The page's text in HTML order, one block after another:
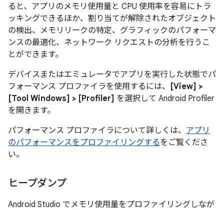
ると、アプリのメモリ使用量と CPU 使用率を容易にトラ
ッキングできるほか、割り当てが解除されたオブジェクト
の検出、メモリリークの特定、グラフィックのパフォーマ
ンスの最適化、ネットワーク リクエストの分析を行うこ
とができます。
デバイスまたはエミュレータでアプリを実行した状態でパ
フォーマンス プロファイラを使用するには、
[View] >
[Tool Windows] > [Profiler] を選択して Android Profiler
を開きます。
パフォーマンス プロファイラについて詳しくは、 アプリ
のパフォーマンスをプロファイリングするをご覧くださ
い。
ヒープダンプ
Android Studio でメモリ使用量をプロファイリングしなが